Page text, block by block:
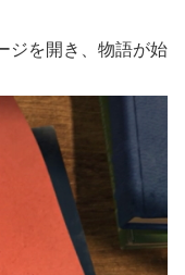
ジを開き、物語が始